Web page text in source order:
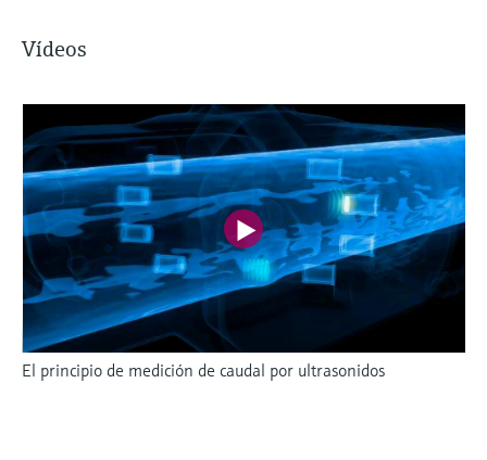
Vídeos
El principio de medición de caudal por ultrasonidos